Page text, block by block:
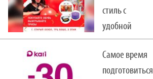
стиль с
удобной
обувью Next
Step
Самое время
подготовиться